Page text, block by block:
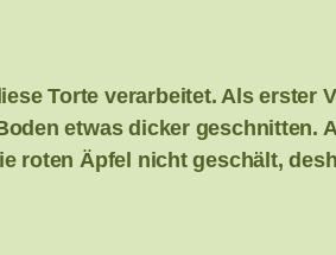
Torte verarbeitet. Als erster
etwas dicker geschnitten.
roten Äpfel nicht geschält,